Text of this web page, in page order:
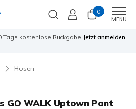
0
MENU
Tage kostenlose Rückgabe Jetzt anmelden
Hosen
GO WALK Uptown Pant